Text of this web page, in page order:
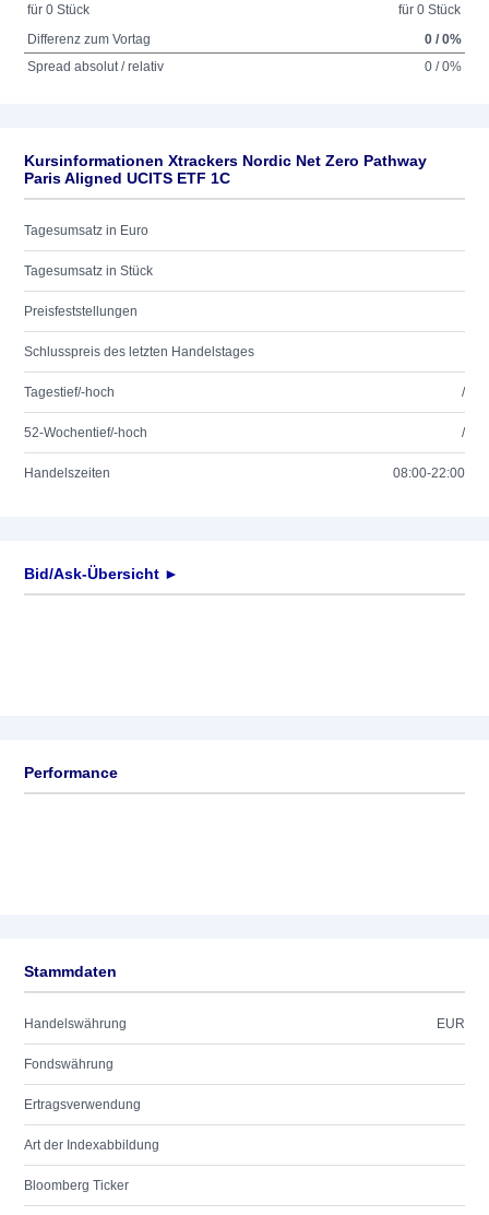
für 0 Stück
für 0 Stück
Differenz zum Vortag
0 / 0%
Spread absolut / relativ
0 / 0%
Kursinformationen Xtrackers Nordic Net Zero Pathway
Paris Aligned UCITS ETF 1C
Tagesumsatz in Euro
Tagesumsatz in Stück
Preisfeststellungen
Schlusspreis des letzten Handelstages
Tagestief/-hoch /
52-Wochentief/-hoch /
Handelszeiten 08:00-22:00
Bid/Ask-Übersicht ►
Performance
Stammdaten
Handelswährung EUR
Fondswährung
Ertragsverwendung
Art der Indexabbildung
Bloomberg Ticker